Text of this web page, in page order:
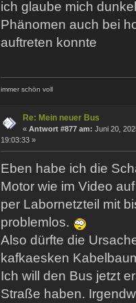
ich glaube mich
Phänomen auch bei
auftreten konnte
immer schön voll
Re: Mein neuer Bus
« Antwort #877 am: Juni 20,
19:03:33 »
Eben habe ich die
Motor wie im Video
per Labornetzteil mit
problemlos.
Also dürfte die
kafkaesken
Ich will den Bus jetzt
Straße haben.